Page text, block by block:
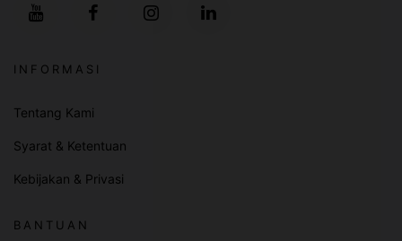
INFORMASI
Tentang Kami
Syarat & Ketentuan
Kebijakan & Privasi
BANTUAN